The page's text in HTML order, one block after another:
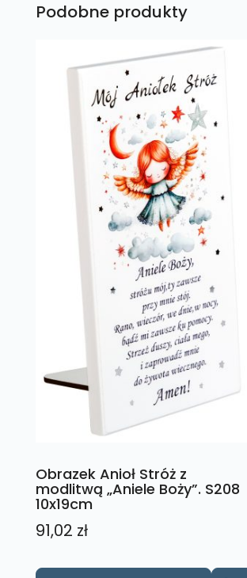
Podobne produkty
Obrazek Anioł Stróż z
modlitwą „Aniele Boży”. S208
10x19cm
91,02 zł